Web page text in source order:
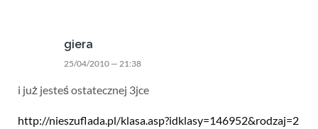
giera
25/04/2010 — 21:38
i już jesteś ostatecznej 3jce
http://nieszuflada.pl/klasa.asp?idklasy=146952&rodzaj=2